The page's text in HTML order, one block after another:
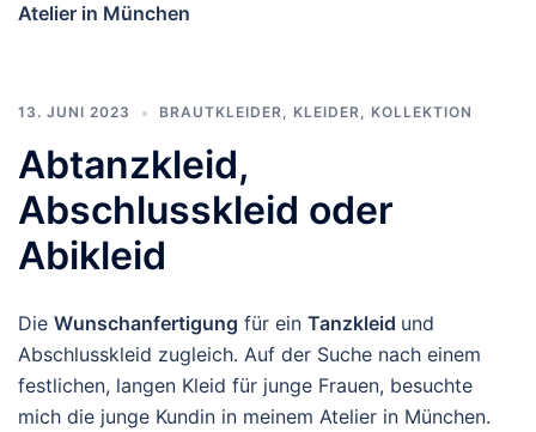
Atelier in München
13. JUNI 2023 BRAUTKLEIDER, KLEIDER, KOLLEKTION
Abtanzkleid,
Abschlusskleid oder
Abikleid
Die Wunschanfertigung für ein Tanzkleid und
Abschlusskleid zugleich. Auf der Suche nach einem
festlichen, langen Kleid für junge Frauen, besuchte
mich die junge Kundin in meinem Atelier in München.